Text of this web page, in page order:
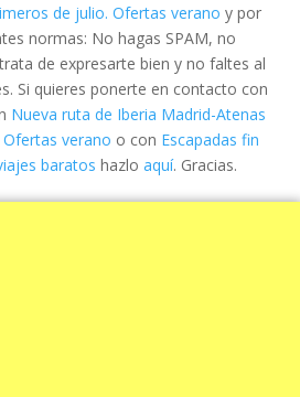
de julio. Ofertas verano y por
normas: No hagas SPAM, no
de expresarte bien y no faltes al
Si quieres ponerte en contacto con
Nueva ruta de Iberia Madrid-Atenas
verano o con Escapadas fin
baratos hazlo aquí. Gracias.